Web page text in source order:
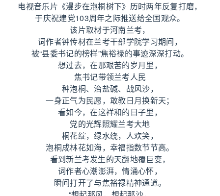
电视音乐片《漫步在泡桐树下》历时两年反复打磨，
于庆祝建党103周年之际推送给全国观众。
该片取材于河南兰考，
词作者钟传材在兰考干部学院学习期间，
被“县委书记的榜样”焦裕禄的事迹深深打动。
想过去，在那艰苦的岁月里，
焦书记带领兰考人民
种泡桐、治盐碱、战风沙，
一身正气为民愿，敢教日月换新天；
看如今，在这祥和的日子里，
党的光辉照耀兰考大地
桐花绽，绿水绕，人欢笑，
泡桐成林花如海，幸福指数节节高。
看到新兰考发生的天翻地覆巨变，
词作者心潮澎湃，情涌心怀，
瞬间打开了与焦裕禄精神通道。